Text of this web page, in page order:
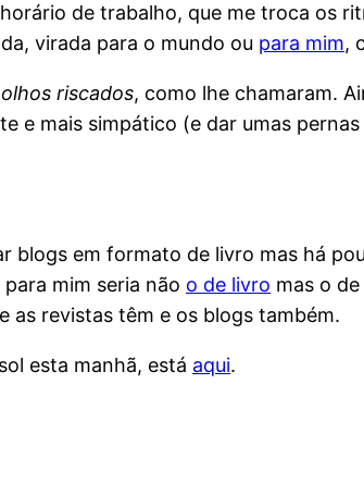
de trabalho, que me troca os
virada para o mundo ou para mim,
riscados, como lhe chamaram.
e mais simpático (e dar umas
blogs em formato de livro mas há
mim seria não o de livro mas o
as revistas têm e os blogs também.
esta manhã, está aqui.